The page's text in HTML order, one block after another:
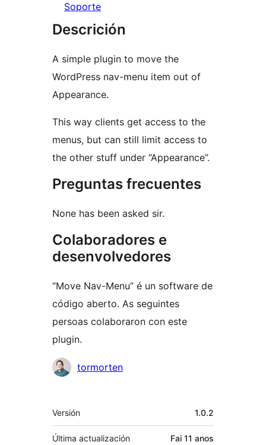
Soporte
Descrición
A simple plugin to move the
WordPress nav-menu item out of
Appearance.
This way clients get access to the
menus, but can still limit access to
the other stuff under “Appearance”.
Preguntas frecuentes
None has been asked sir.
Colaboradores e
desenvolvedores
“Move Nav-Menu” é un software de
código aberto. As seguintes
persoas colaboraron con este
plugin.
Colaboradores
tormorten
Meta
Versión 1.0.2
Última actualización Fai 11 anos